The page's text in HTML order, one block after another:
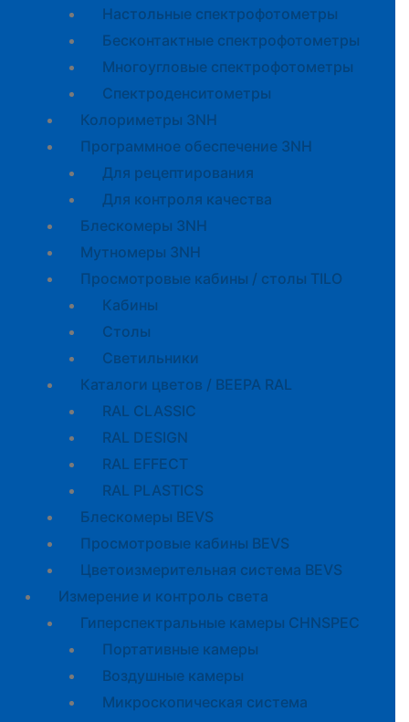
Настольные спектрофотометры
Бесконтактные спектрофотометры
Многоугловые спектрофотометры
Спектроденситометры
Колориметры 3NH
Программное обеспечение 3NH
Для рецептирования
Для контроля качества
Блескомеры 3NH
Мутномеры 3NH
Просмотровые кабины / столы TILO
Кабины
Cтолы
Светильники
Каталоги цветов / BEEPA RAL
RAL CLASSIC
RAL DESIGN
RAL EFFECT
RAL PLASTICS
Блескомеры BEVS
Просмотровые кабины BEVS
Цветоизмерительная система BEVS
Измерение и контроль света
Гиперспектральные камеры CHNSPEC
Портативные камеры
Воздушные камеры
Микроскопическая система